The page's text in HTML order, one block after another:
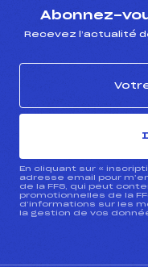
Abonnez-
Recevez l’actualité
En cliquant sur «
adresse email pour
de la FFS, qui peut
promotionnelles de la
d’informations sur les
la gestion de vos